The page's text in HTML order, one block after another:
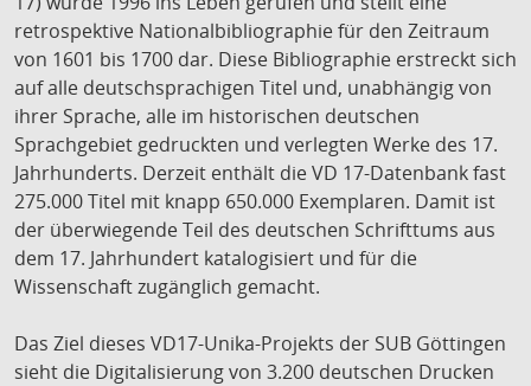
retrospektive Nationalbibliographie für den Zeitraum
von 1601 bis 1700 dar. Diese Bibliographie erstreckt sich
auf alle deutschsprachigen Titel und, unabhängig von
ihrer Sprache, alle im historischen deutschen
Sprachgebiet gedruckten und verlegten Werke des 17.
Jahrhunderts. Derzeit enthält die VD 17-Datenbank fast
275.000 Titel mit knapp 650.000 Exemplaren. Damit ist
der überwiegende Teil des deutschen Schrifttums aus
dem 17. Jahrhundert katalogisiert und für die
Wissenschaft zugänglich gemacht.
Das Ziel dieses VD17-Unika-Projekts der SUB Göttingen
sieht die Digitalisierung von 3.200 deutschen Drucken